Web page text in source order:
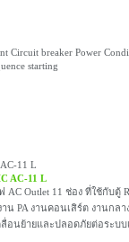
Circuit breaker Power
starting
11 L
AC-11 L
AC Outlet 11 ช่อง ที่ใช้กับตู้
าน PA งานคอนเสิร์ต งานกล
ลื่อนย้ายและปลอดภัยต่อระบบ